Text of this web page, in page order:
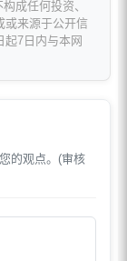
成任何投资、
或来源于公开信
起7日内与本网
的观点。(审核